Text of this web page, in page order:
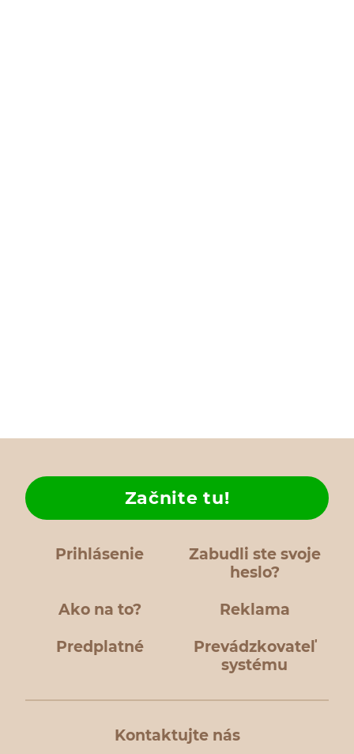
Prihlásenie
Zabudli ste svoje
heslo?
Ako na to?
Začnite tu!
Reklama
Predplatné
Prevádzkovateľ
systému
Kontaktujte nás